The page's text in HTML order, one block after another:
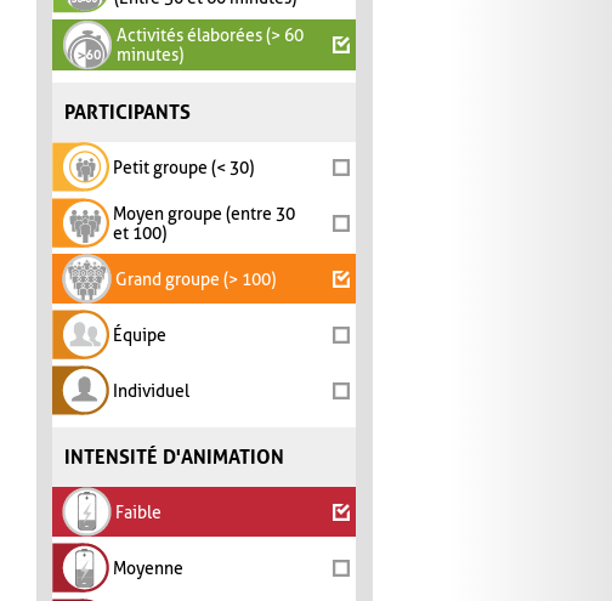
Activités élaborées (> 60
minutes)
PARTICIPANTS
Petit groupe (< 30)
Moyen groupe (entre 30
et 100)
Grand groupe (> 100)
Équipe
Individuel
INTENSITÉ D'ANIMATION
Faible
Moyenne